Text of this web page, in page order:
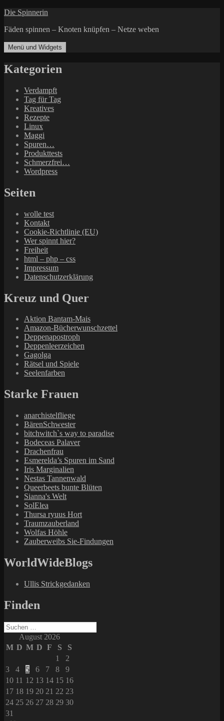
Zum
springen
Die Spinnerin
Fäden spinnen – Knoten knüpfen – Netze weben
Menü und Widgets
Kategorien
Verdampft
Tag für Tag
Kreatives
Rezepte
Linux
Maggi
Spuren…
Produkttests
Schmerzfrei…
Wordpress
Seiten
wolle test
Kontakt
Cookie-Richtlinie (EU)
Wer spinnt hier?
Freiheit
html – php – css
Impressum
Datenschutzerklärung
Kreuz und Quer
Aktion Bantam-Mais
Amazon-Bücherwunschzettel
Deppenapostroph
Deppenleerzeichen
Gagolga
Rätsel und Spiele
Seelenfarben
Starke Frauen
anarchistelfliege
BärenSchwester
bitchwitch`s way to paradise
Bodeceas Palaver
Drachenfrau
Esmerelda’s Spuren im Sand
Iris Marginalien
Nestas Tannenwald
Queerbeets bunte Blüten
Sianna's Welt
SolElea
Thursa ryuus Hort
Traumzauberland
Wolfas Höhle
Zauberweibs Sie-Findungen
WorldWideBlogs
Ullis Strickgedanken
Finden
Suchen
nach:August 2026
M D M D F S
S
1
2
3
4 5 6 7 8
9
10 11 12 13 14 15 16
17 18 19 20 21 22 23
24 25 26 27 28 29 30
31